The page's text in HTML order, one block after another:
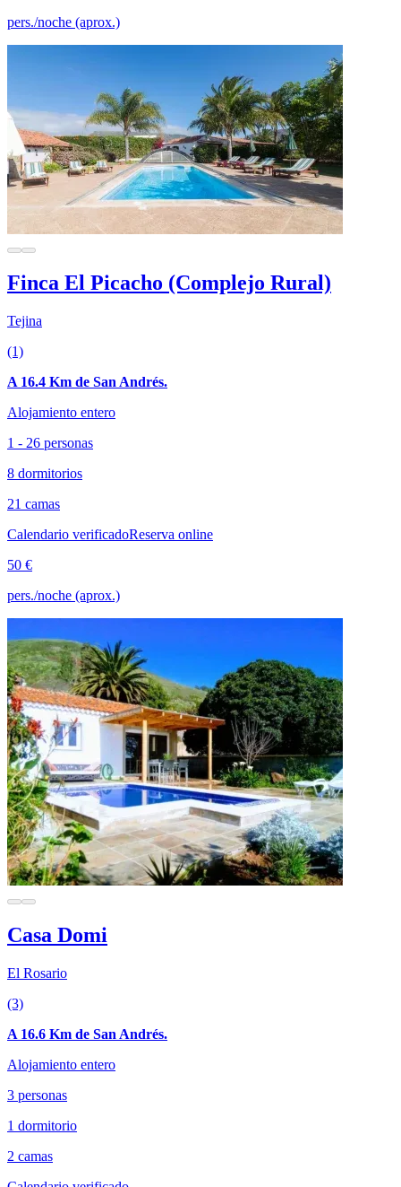
pers./noche (aprox.)
Finca El Picacho (Complejo Rural)
Tejina
(1)
A 16.4 Km de San Andrés.
Alojamiento entero
1 - 26 personas
8 dormitorios
21 camas
Calendario verificadoReserva online
50 €
pers./noche (aprox.)
Casa Domi
El Rosario
(3)
A 16.6 Km de San Andrés.
Alojamiento entero
3 personas
1 dormitorio
2 camas